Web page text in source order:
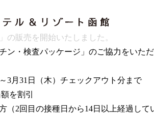
の販売を開始いたしました。
ン・検査パッケージ」のご協力をいただ
3月31日（木）チェックアウト分まで
を割引
2回目の接種日から14日以上経過して